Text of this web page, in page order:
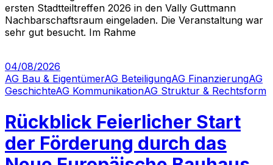
ersten Stadtteiltreffen 2026 in den Vally Guttmann
Nachbarschaftsraum eingeladen. Die Veranstaltung war
sehr gut besucht. Im Rahme
04/08/2026
AG Bau & EigentümerAG BeteiligungAG FinanzierungAG
GeschichteAG KommunikationAG Struktur & Rechtsform
Rückblick Feierlicher Start
der Förderung durch das